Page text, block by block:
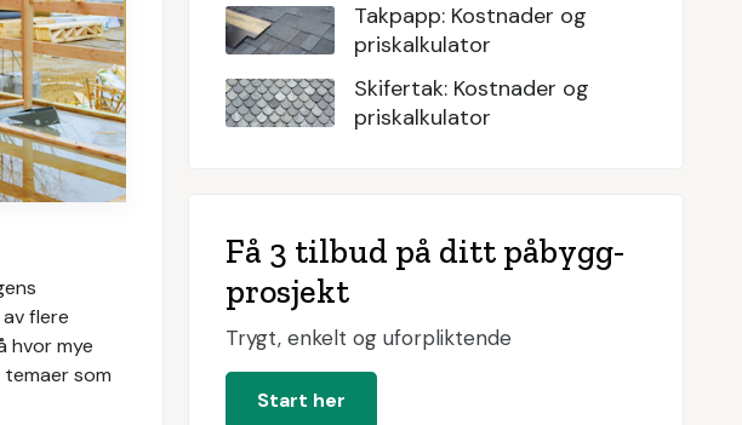
flere
hvor mye
som
Takpapp: Kostnader og
priskalkulator
Skifertak: Kostnader og
priskalkulator
Få 3 tilbud på ditt påbygg-
prosjekt
Trygt, enkelt og uforpliktende
Start her